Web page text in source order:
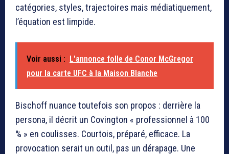
catégories, styles, trajectoires mais médiatiquement,
l’équation est limpide.
Voir aussi : L'annonce folle de Conor McGregor
pour la carte UFC à la Maison Blanche
Bischoff nuance toutefois son propos : derrière la
persona, il décrit un Covington « professionnel à 100
% » en coulisses. Courtois, préparé, efficace. La
provocation serait un outil, pas un dérapage. Une